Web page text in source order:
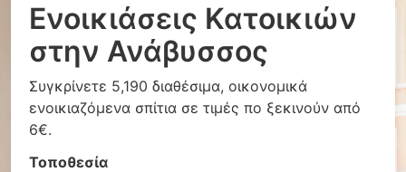
Ενοικιάσεις Κατοικιών
στην Ανάβυσσος
Συγκρίνετε 5,190 διαθέσιμα, οικονομικά
ενοικιαζόμενα σπίτια σε τιμές πο ξεκινούν από
6€.
Τοποθεσία